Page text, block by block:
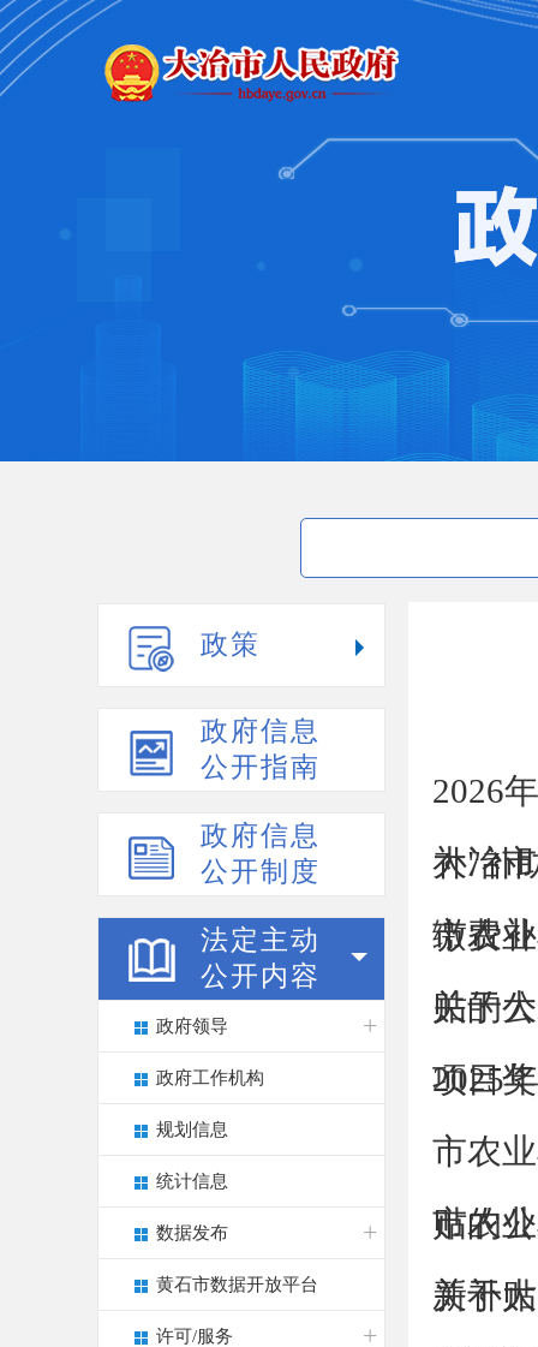
政策
政府信息
公开指南
政府信息
公开制度
法定主动
公开内容
政府领导
政府工作机构
规划信息
统计信息
数据发布
黄石市数据开放平台
许可/服务
2026
补"补
大冶
缴费
市农
贴的
关于
项目
2025
市农
贴的
市农
新补
关于